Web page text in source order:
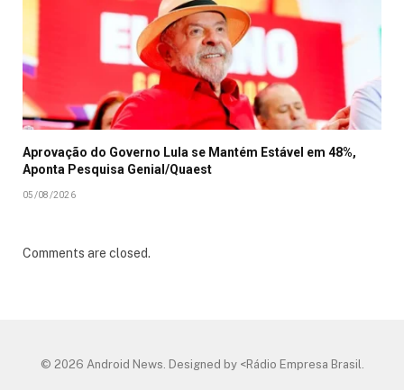
Aprovação do Governo Lula se Mantém Estável em 48%,
Aponta Pesquisa Genial/Quaest
05/08/2026
Comments are closed.
© 2026 Android News. Designed by <Rádio Empresa Brasil.